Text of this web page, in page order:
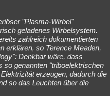
"Plasma-Wirbel"
geladenes Wirbelsystem.
zahlreich dokumentierten
erklären, so Terence Meaden,
Denkbar wäre, dass
so genannten "triboelektrischen
erzeugen, dadurch die
so das Leuchten über die